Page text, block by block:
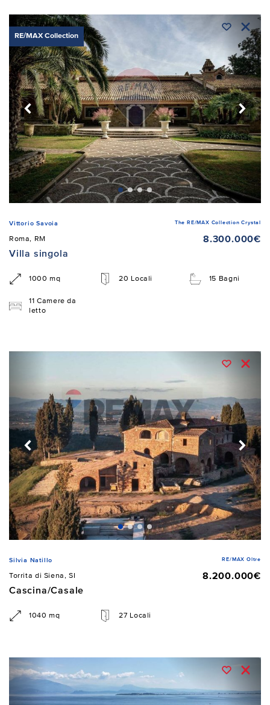
RE/MAX Collection
Vittorio Savoia The RE/MAX Collection Crystal
Roma, RM
8.300.000€
Villa singola
1000 mq 20 Locali 15 Bagni
11 Camere da
letto
Silvia Natillo RE/MAX Oltre
Torrita di Siena, SI
8.200.000€
Cascina/Casale
1040 mq 27 Locali